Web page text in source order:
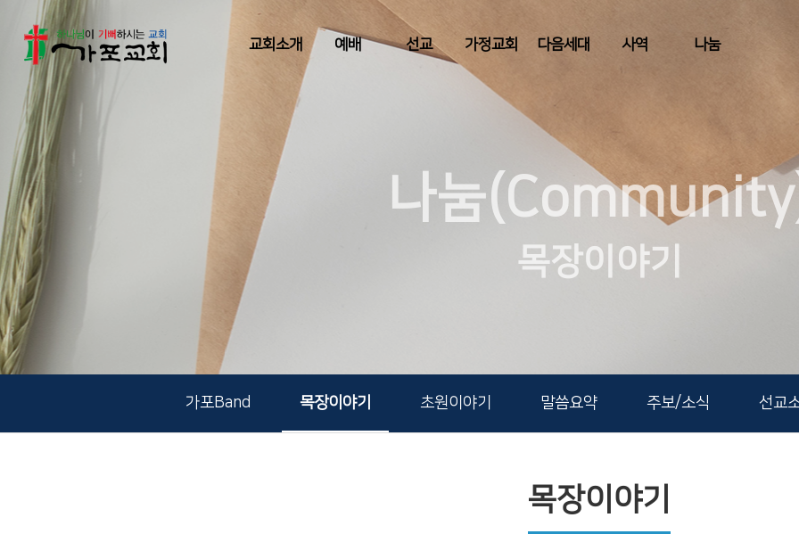
교회소개 예배 선교 가정교회 다음세대 사역 나눔
나눔
목장이야기
가포Band 목장이야기 초원이야기 말씀요약 주보/소식 선교
목장이야기